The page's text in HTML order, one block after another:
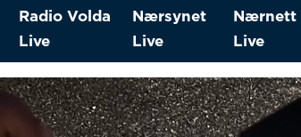
Radio Volda
Live
Nærsynet
Live
Nærnett
Live